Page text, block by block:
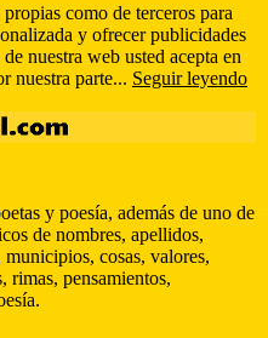
como de terceros para
y ofrecer publicidades
nuestra web usted acepta en
nuestra parte... Seguir leyendo
y poesía, además de uno de
de nombres, apellidos,
cosas, valores,
rimas, pensamientos,